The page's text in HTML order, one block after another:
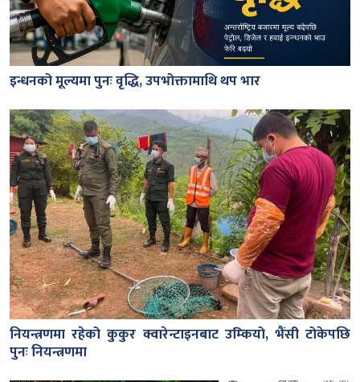
इन्धनको मूल्यमा पुनः वृद्धि, उपभोक्तामाथि थप भार
नियन्त्रणमा रहेको कुकुर क्वारेन्टाइनबाट उम्कियो, भैंसी टोकेपछि
पुनः नियन्त्रणमा